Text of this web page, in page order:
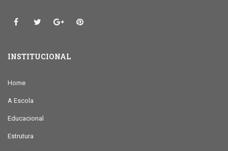
INSTITUCIONAL
Home
A Escola
Educacional
Estrutura